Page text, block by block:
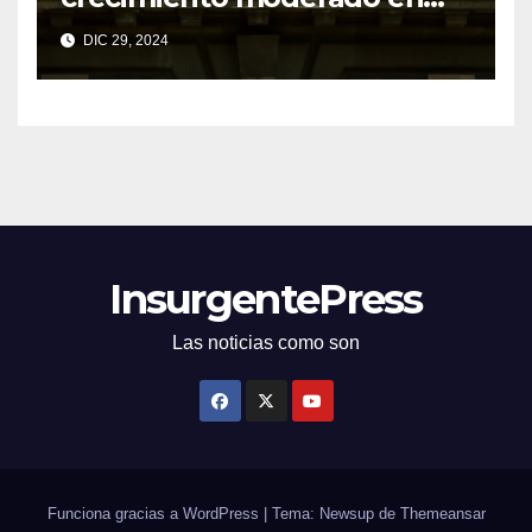
economías regionales pese a
desafíos
DIC 29, 2024
InsurgentePress
Las noticias como son
Funciona gracias a WordPress | Tema: Newsup de Themeansar